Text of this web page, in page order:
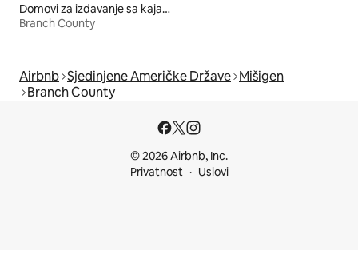
Domovi za izdavanje sa kajakom
Branch County
Airbnb Sjedinjene Američke Države Mišigen
Branch County
© 2026 Airbnb, Inc.
Privatnost
Uslovi